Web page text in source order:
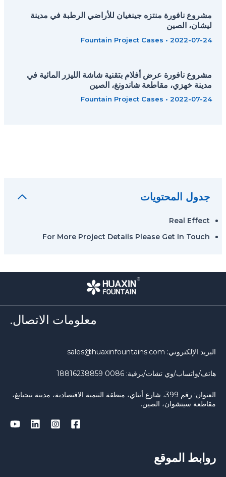
جدول المحتويات
Real Effect
For More Project Details Please Get In Touch
مشروع نافورة منتزه جينغيان للأراضي الرطبة في مدينة
ليشان، الصين
Fountain Project Cases •2022-07-24
مشروع نافورة عرض أفلام بتقنية شاشة الليزر المائية في
مدينة خهزي، مقاطعة شاندونغ، الصين
Fountain Project Cases •2022-07-24
معلومات الاتصال.
البريد الإلكتروني: sales@huaxinfountains.com
هاتف/واتساب/وي تشات/برقية: 0086 18816238859
العنوان: رقم 399، شارع أنتاي، منطقة التنمية الاقتصادية، مدينة نيجيانغ،
مقاطعة سيتشوان، الصين.
روابط الموقع